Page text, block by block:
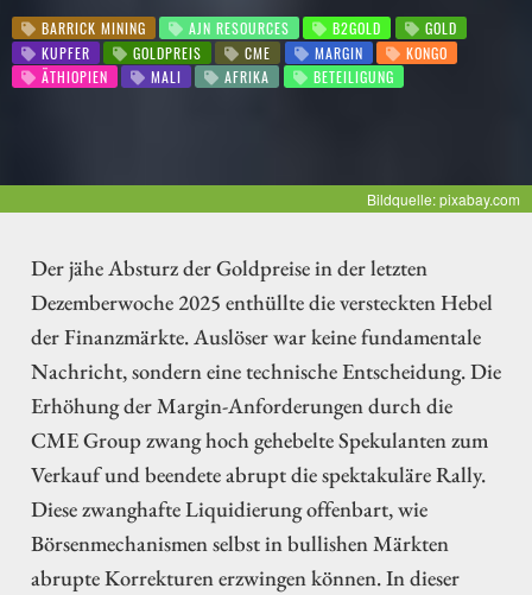
BARRICK MINING AJN RESOURCES B2GOLD
GOLD
KUPFER
GOLDPREIS CME MARGIN
KONGO
ÄTHIOPIEN
MALI AFRIKA BETEILIGUNG
Bildquelle: pixabay.com
Der jähe Absturz der Goldpreise in der letzten
Dezemberwoche 2025 enthüllte die versteckten Hebel
der Finanzmärkte. Auslöser war keine fundamentale
Nachricht, sondern eine technische Entscheidung. Die
Erhöhung der Margin-Anforderungen durch die
CME Group zwang hoch gehebelte Spekulanten zum
Verkauf und beendete abrupt die spektakuläre Rally.
Diese zwanghafte Liquidierung offenbart, wie
Börsenmechanismen selbst in bullishen Märkten
abrupte Korrekturen erzwingen können. In dieser